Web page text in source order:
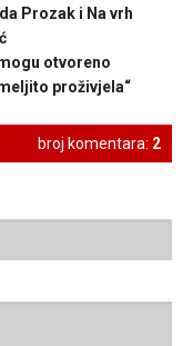
Prozak i Na vrh
mogu otvoreno
proživjela“
broj komentara: 2